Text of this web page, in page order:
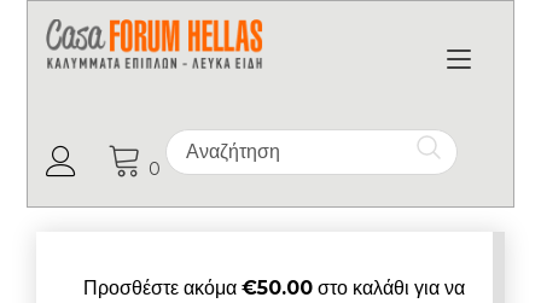
Ο Λογαριασμός μου
0
Προσθέστε ακόμα €50.00στο καλάθι για να